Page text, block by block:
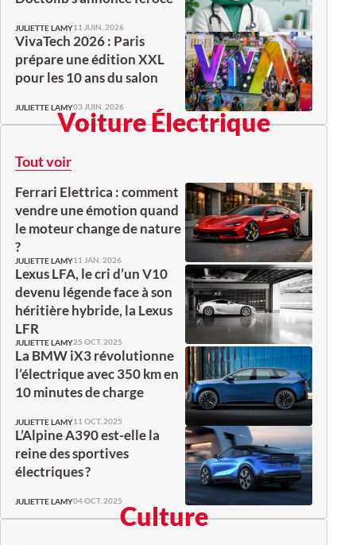
JULIETTE LAMY11 JUIN. 2026
VivaTech 2026 : Paris
prépare une édition XXL
pour les 10 ans du salon
JULIETTE LAMY03 JUIN. 2026
Voiture Électrique
Tout voir
Ferrari Elettrica : comment
vendre une émotion quand
le moteur change de nature
?
JULIETTE LAMY11 JAN. 2026
Lexus LFA, le cri d’un V10
devenu légende face à son
héritière hybride, la Lexus
LFR
JULIETTE LAMY25 OCT. 2025
La BMW iX3 révolutionne
l’électrique avec 350 km en
10 minutes de charge
JULIETTE LAMY11 OCT. 2025
L’Alpine A390 est-elle la
reine des sportives
électriques ?
JULIETTE LAMY04 OCT. 2025Culture